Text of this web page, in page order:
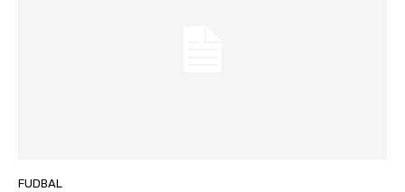
FUDBAL